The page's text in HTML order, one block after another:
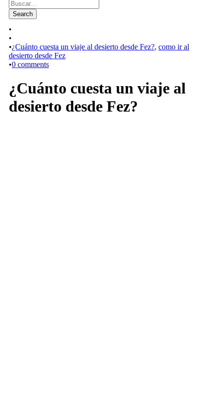
•
•
•¿Cuánto cuesta un viaje al desierto desde Fez?, como ir al
desierto desde Fez
•0 comments
¿Cuánto cuesta un viaje al
desierto desde Fez?